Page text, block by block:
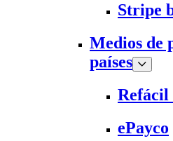
Stripe
Medios de
países
Refácil
ePayco